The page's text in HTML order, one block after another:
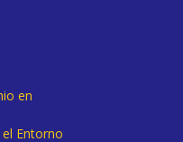
en
Entorno